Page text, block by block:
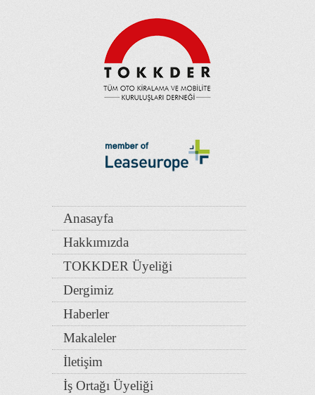
Anasayfa
Hakkımızda
TOKKDER Üyeliği
Dergimiz
Haberler
Makaleler
İletişim
İş Ortağı Üyeliği